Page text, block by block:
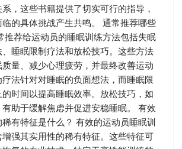
，这些书籍提供了切实可行的指导，
的具体挑战产生共鸣。 通常推荐哪些
推荐给运动员的睡眠训练方法包括失眠
睡眠限制疗法和放松技巧。这些方法
量、减少心理疲劳，并最终改善运动
法针对对睡眠的负面想法，而睡眠限
时间以提高睡眠效率。放松技巧，如
助于缓解焦虑并促进安稳睡眠。 有效
有特征是什么？ 有效的运动员睡眠训
强其实用性的稀有特征。这些特征可